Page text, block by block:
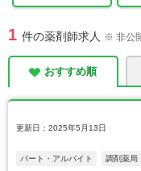
1 件の薬剤師求人 ※ 非公
おすすめ順
更新日：2025年5月13日
パート・アルバイト 調剤薬局